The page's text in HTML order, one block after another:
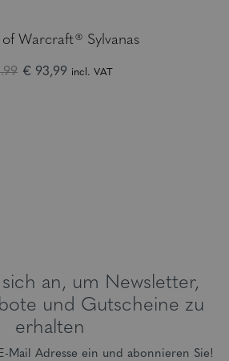
Warcraft® Sylvanas
€ 93,99 incl. VAT
an, um Newsletter,
und Gutscheine zu
erhalten
Mail Adresse ein und abonnieren Sie!